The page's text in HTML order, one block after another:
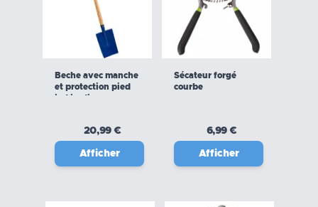
Beche avec manche
et protection pied
jad jardin
20,99 €
Afficher
Sécateur forgé
courbe
6,99 €
Afficher